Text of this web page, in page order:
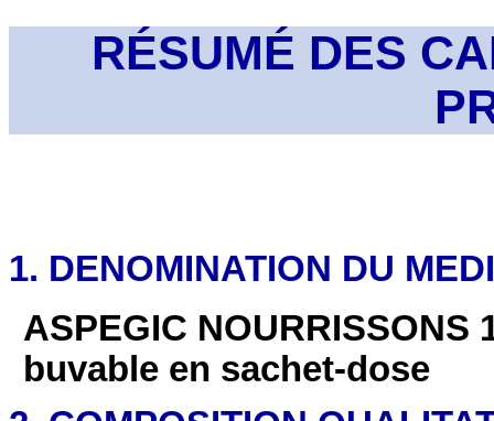
RÉSUMÉ DES
1. DENOMINATION DU
ASPEGIC
buvable en sachet-dose